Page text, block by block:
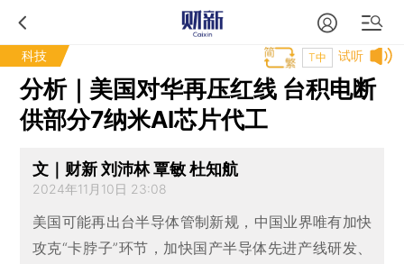
科技 试听
T中
分析｜美国对华再压红线 台积电断
供部分7纳米AI芯片代工
文｜财新 刘沛林 覃敏 杜知航
2024年11月10日 23:08
美国可能再出台半导体管制新规，中国业界唯有加快
攻克“卡脖子”环节，加快国产半导体先进产线研发、